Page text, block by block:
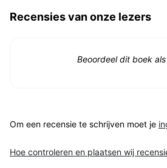
Recensies van onze lezers
Beoordeel dit boek
Om een recensie te schrijven moet je
Hoe controleren en plaatsen wij